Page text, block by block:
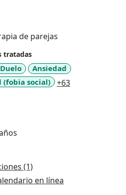
tus preguntas.
que pueda darte basados
Me comprometo a
estaré comprometido y
de parejas
tratadas
Duelo
Ansiedad
(fobia social)
+63
(1)
en línea